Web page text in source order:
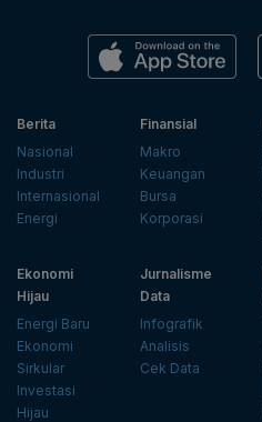
Berita
Nasional
Industri
Internasional
Energi
Finansial
Makro
Keuangan
Bursa
Korporasi
Ekonomi
Hijau
Energi Baru
Ekonomi
Sirkular
Investasi
Hijau
Jurnalisme
Data
Infografik
Analisis
Cek Data